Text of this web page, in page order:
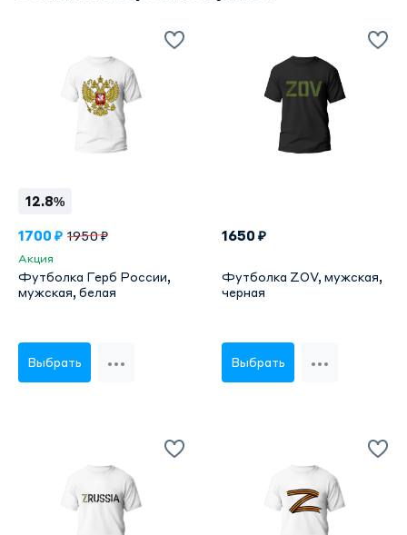
12.8%
1700 ₽ 1950 ₽
Акция
Футболка Герб России,
мужская, белая
Выбрать
1650 ₽
Футболка ZOV, мужская,
черная
Выбрать